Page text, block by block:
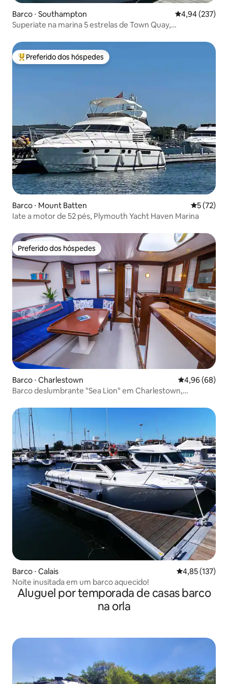
Barco ⋅ Southampton 4,94 de uma
4,94 (237)
Superiate na marina 5 estrelas de Town Quay,
Entre os melhores preferidos dos hóspedes
Preferido dos hóspedes
Barco ⋅ Mount Batten 5 de uma
5 (72)
Iate a motor de 52 pés, Plymouth Yacht Haven Marina
Preferido dos hóspedes
Preferido dos hóspedes
Barco ⋅ Charlestown 4,96 de uma
4,96 (68)
Barco deslumbrante "Sea Lion" em Charlestown,
Barco ⋅ Calais 4,85 de uma
4,85 (137)
Noite inusitada em um barco aquecido!
Aluguel por temporada de casas barco
na orla